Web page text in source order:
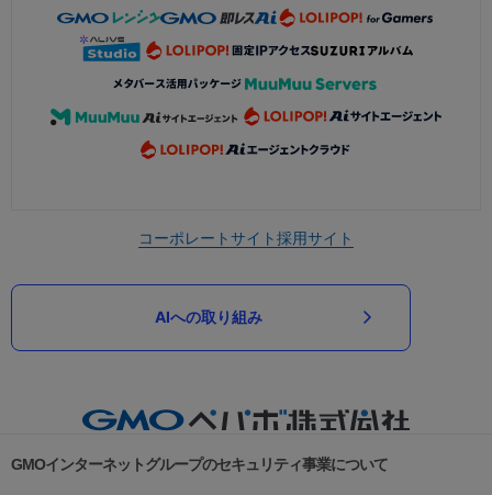
コーポレートサイト採用サイト
AIへの取り組み
GMOインターネットグループのセキュリティ事業について